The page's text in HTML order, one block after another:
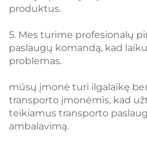
produktus.
5. Mes turime profesionalų
paslaugų komandą, kad
problemas.
mūsų įmonė turi ilgalaikę
transporto įmonėmis, kad
teikiamus transporto
ambalavimą.